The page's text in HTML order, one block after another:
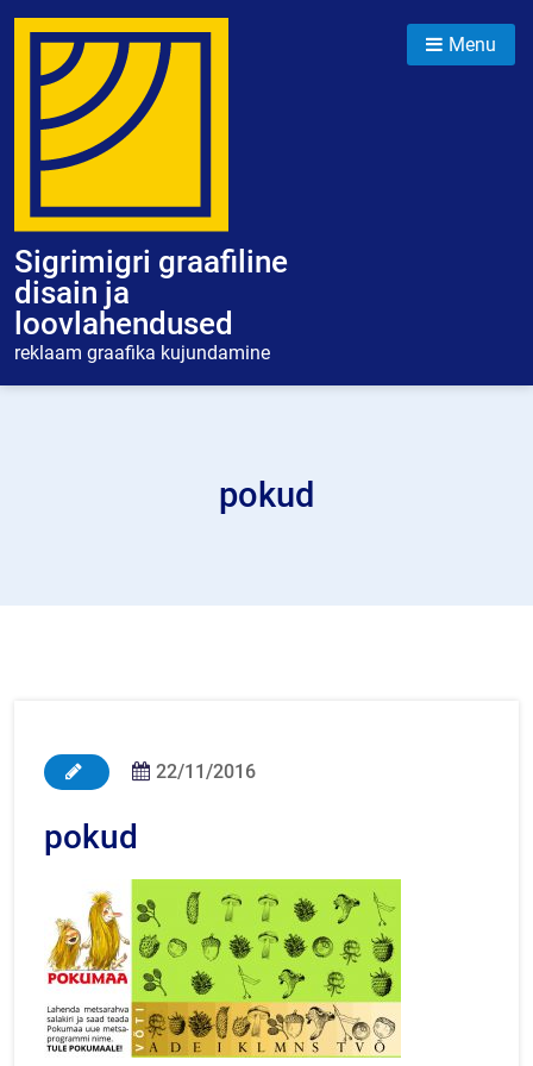
Skip
content
Sigrimigri graafiline
disain ja
loovlahendused
reklaam graafika kujundamine
Menu
pokud
22/11/2016
pokud